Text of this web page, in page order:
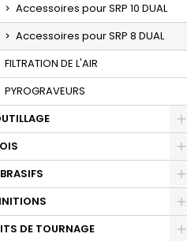
Accessoires pour SRP 10 DUAL
Accessoires pour SRP 8 DUAL
FILTRATION DE L'AIR
PYROGRAVEURS
DE TOURNAGE